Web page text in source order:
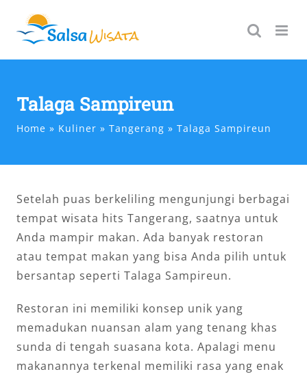
content
Talaga Sampireun
Home Kuliner Tangerang Talaga Sampireun
Setelah puas berkeliling mengunjungi berbagai
tempat wisata hits Tangerang, saatnya untuk
Anda mampir makan. Ada banyak restoran
atau tempat makan yang bisa Anda pilih untuk
bersantap seperti Talaga Sampireun.
Restoran ini memiliki konsep unik yang
memadukan nuansan alam yang tenang khas
sunda di tengah suasana kota. Apalagi menu
makanannya terkenal memiliki rasa yang enak